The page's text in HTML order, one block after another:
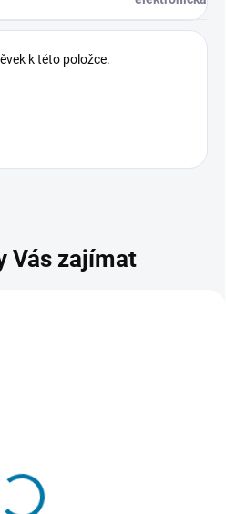
k této položce.
Vás zajímat